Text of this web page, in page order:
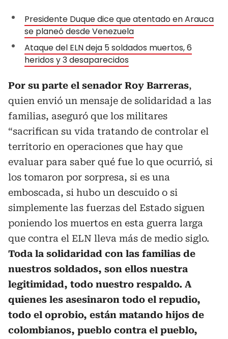
Presidente Duque dice que atentado en Arauca
se planeó desde Venezuela
Ataque del ELN deja 5 soldados muertos, 6
heridos y 3 desaparecidos
Por su parte el senador Roy Barreras,
quien envió un mensaje de solidaridad a las
familias, aseguró que los militares
“sacrifican su vida tratando de controlar el
territorio en operaciones que hay que
evaluar para saber qué fue lo que ocurrió, si
los tomaron por sorpresa, si es una
emboscada, si hubo un descuido o si
simplemente las fuerzas del Estado siguen
poniendo los muertos en esta guerra larga
que contra el ELN lleva más de medio siglo.
Toda la solidaridad con las familias de
nuestros soldados, son ellos nuestra
legitimidad, todo nuestro respaldo. A
quienes les asesinaron todo el repudio,
todo el oprobio, están matando hijos de
colombianos, pueblo contra el pueblo,